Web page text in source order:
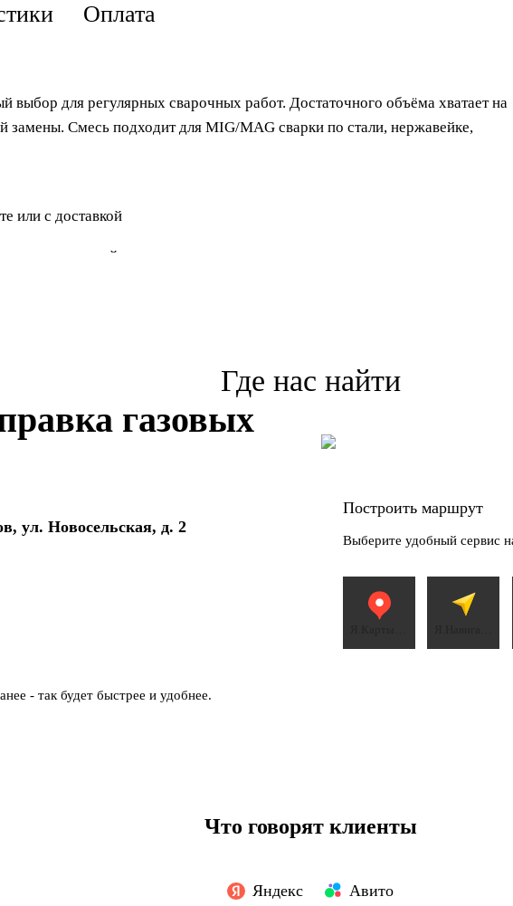
Оплата
выбор для регулярных сварочных работ. Достаточного объёма хватает на
замены. Смесь подходит для MIG/MAG сварки по стали, нержавейке,
или с доставкой
заправленный
аренда, покупка
время работы
Где нас найти
газовых
ул. Новосельская, д. 2
- так будет быстрее и удобнее.
Посмотреть точку и перейти к
Построить маршрут
Выберите удобный сервис
ggre
ggre
Что говорят клиенты
Яндекс Авито